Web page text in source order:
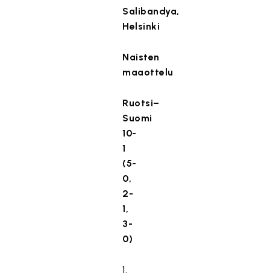
Salibandya,
Helsinki
Naisten
maaottelu
Ruotsi–
Suomi
10-
1
(5-
0,
2-
1,
3-
0)
1.